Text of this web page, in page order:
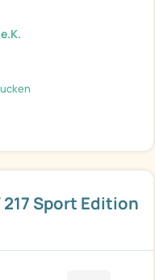
Sport Edition